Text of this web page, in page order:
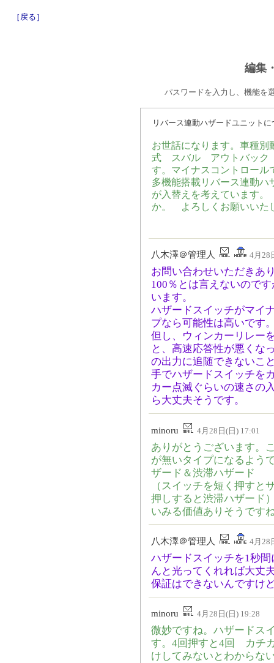
［戻る］
編集
パスワードを入力し、機能を
リバース連動ハザードユニットに
お世話になります。車種別
式 スバル アウトバック
す。マイナスコントロー
多機能搭載リバース連動
が入替えを考えています
か。 よろしくお願いいた
八木澤＠管理人 4月28
お問い合わせいただきあ
100％とは言えないので
います。
ハザードスイッチがマイ
プなら可能性は高いです
但し、ウィンカーリレー
と、高速応答性が悪くな
の出力に追随できないこ
手でハザードスイッチを
カー点滅ぐらいの速さの
ら大丈夫そうです。
minoru 4月28日(日) 17:01
ありがとうございます。
が無いタイプになるよう
ザード＆渋滞ハザード
（スイッチを短く押すと
押しすると渋滞ハザード
いみる価値ありそうです
八木澤＠管理人 4月28
ハザードスイッチを1秒
んと光ってくれれば大丈
保証はできないんですけ
minoru 4月28日(日) 19:28
微妙ですね。ハザードス
す。4回押すと4回 カチ
けしてみないとわからな